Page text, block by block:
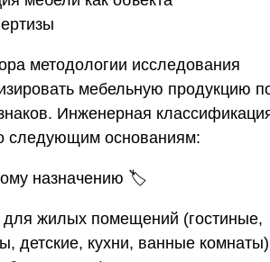
методологии исследования
мебельную продукцию
Инженерная
следующим основаниям:
назначению 🏷️
жилых помещений (гостиные,
детские, кухни, ванные